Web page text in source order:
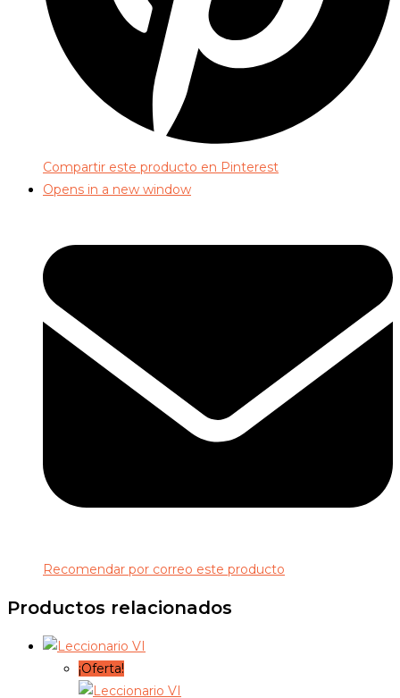
Compartir este producto en Pinterest
Opens in a new window
Recomendar por correo este producto
Productos relacionados
¡Oferta!